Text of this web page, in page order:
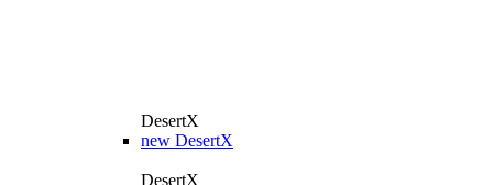
DesertX
new DesertX
DesertX